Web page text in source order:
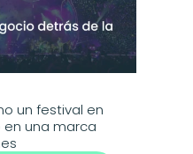
un festival en
en una marca